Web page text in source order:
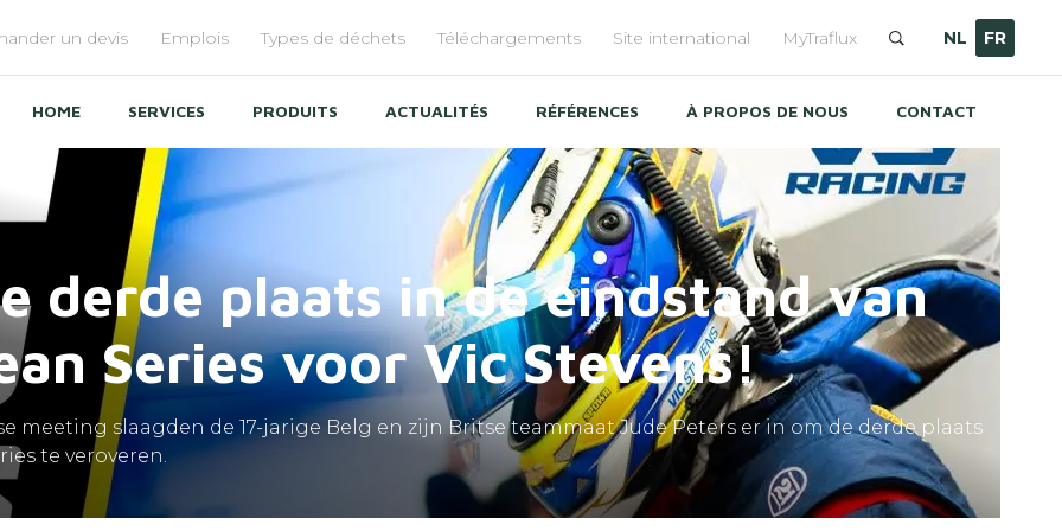
un devis Emplois Types de déchets Téléchargements Site international MyTraflux NL FR
HOME SERVICES PRODUITS ACTUALITÉS RÉFÉRENCES À PROPOS DE NOUS CONTACT
derde plaats in de eindstand van
Series voor Vic Stevens!
meeting slaagden de 17-jarige Belg en zijn Britse teammaat Jude Peters er in om de derde plaats
te veroveren.